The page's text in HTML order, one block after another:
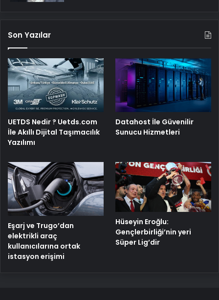
Son Yazılar
UETDS Nedir ? Uetds.com
İle Akıllı Dijital Taşımacılık
Yazılımı
Datahost İle Güvenilir
Sunucu Hizmetleri
Eşarj ve Trugo’dan
elektrikli araç
kullanıcılarına ortak
istasyon erişimi
Hüseyin Eroğlu:
Gençlerbirliği’nin yeri
Süper Lig’dir